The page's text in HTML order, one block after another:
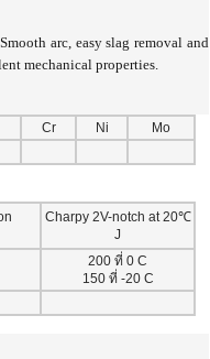
arc, easy slag removal and
mechanical properties.
Cr Ni
Mo
Charpy 2V-notch at 20℃
J
200 ที่ 0 C
150 ที่ -20 C